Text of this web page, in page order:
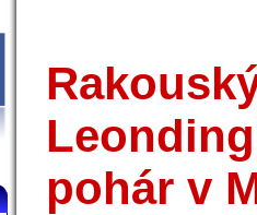
pohár v